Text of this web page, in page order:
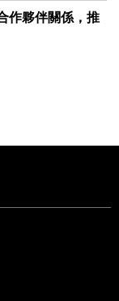
作夥伴關係，推